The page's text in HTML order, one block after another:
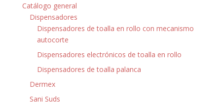
Catálogo general
Dispensadores
Dispensadores de toalla en rollo con mecanismo
autocorte
Dispensadores electrónicos de toalla en rollo
Dispensadores de toalla palanca
Dermex
Sani Suds